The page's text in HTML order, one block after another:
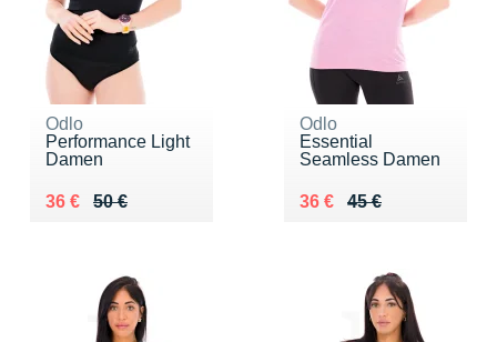
Odlo
Performance Light
Damen
50 €
Au lieu de 50 €
36 €
Vendu 36 €
Odlo
Essential
Seamless Damen
45 €
Au lieu de 45 €
36 €
Vendu 36 €